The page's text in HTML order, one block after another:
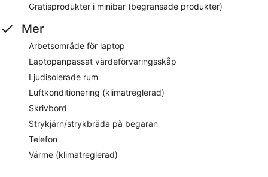
Gratisprodukter i minibar (begränsade produkter)
Mer
Arbetsområde för laptop
Laptopanpassat värdeförvaringsskåp
Ljudisolerade rum
Luftkonditionering (klimatreglerad)
Skrivbord
Strykjärn/strykbräda på begäran
Telefon
Värme (klimatreglerad)